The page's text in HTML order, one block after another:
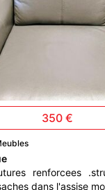
350 €
renforcees
dans l'assise